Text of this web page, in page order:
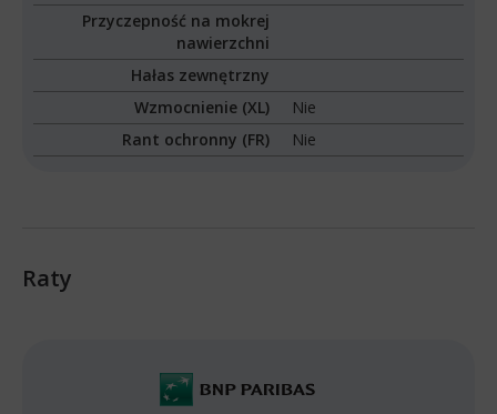
Przyczepność na mokrej
nawierzchni
Hałas zewnętrzny
Wzmocnienie (XL)
Nie
Rant ochronny (FR)
Nie
Raty